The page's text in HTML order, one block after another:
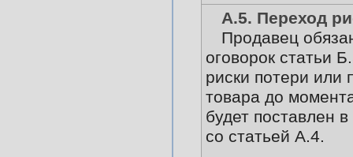
А.5. Переход
Продавец
оговорок статьи
риски потери или
товара до
будет поставлен
со статьей А.4.